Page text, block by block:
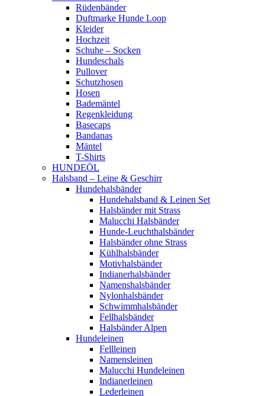
Rüdenbänder
Duftmarke Hunde Loop
Kleider
Hochzeit
Schuhe – Socken
Hundeschals
Pullover
Schutzhosen
Hosen
Bademäntel
Regenkleidung
Basecaps
Bandanas
Mäntel
T-Shirts
HUNDEÖL
Halsband – Leine & Geschirr
Hundehalsbänder
Hundehalsband & Leinen Set
Halsbänder mit Strass
Malucchi Halsbänder
Hunde-Leuchthalsbänder
Halsbänder ohne Strass
Kühlhalsbänder
Motivhalsbänder
Indianerhalsbänder
Namenshalsbänder
Nylonhalsbänder
Schwimmhalsbänder
Fellhalsbänder
Halsbänder Alpen
Hundeleinen
Fellleinen
Namensleinen
Malucchi Hundeleinen
Indianerleinen
Lederleinen